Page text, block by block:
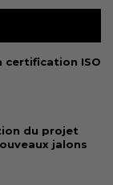
certification ISO
du projet
jalons